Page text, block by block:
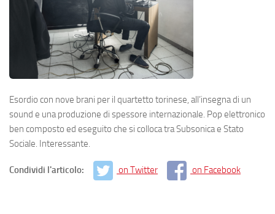
Esordio con nove brani per il quartetto torinese, all’insegna di un
sound e una produzione di spessore internazionale. Pop elettronico
ben composto ed eseguito che si colloca tra Subsonica e Stato
Sociale. Interessante.
Condividi l'articolo: on Twitter on Facebook